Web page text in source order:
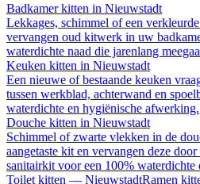
Badkamer kitten in Nieuwstadt
Lekkages, schimmel of een
vervangen oud kitwerk in uw
waterdichte naad die jarenlang
Keuken kitten in Nieuwstadt
Een nieuwe of bestaande keuken
tussen werkblad, achterwand en
waterdichte en hygiënische afwerking.
Douche kitten in Nieuwstadt
Schimmel of zwarte vlekken in de
aangetaste kit en vervangen deze
sanitairkit voor een 100% waterdichte
Toilet kitten — NieuwstadtRamen